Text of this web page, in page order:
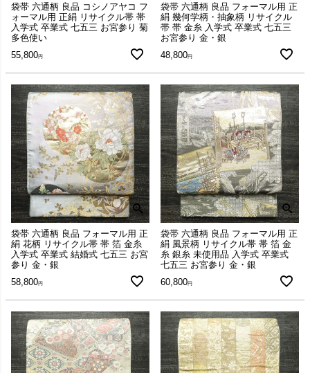
袋帯 六通柄 良品 コシノアヤコ フ
ォーマル用 正絹 リサイクル帯 帯
入学式 卒業式 七五三 お宮参り 菊
多色使い
55,800
袋帯 六通柄 良品 フォーマル用 正
絹 幾何学柄・抽象柄 リサイクル
帯 帯 金糸 入学式 卒業式 七五三
お宮参り 金・銀
48,800
袋帯 六通柄 良品 フォーマル用 正
絹 花柄 リサイクル帯 帯 箔 金糸
入学式 卒業式 結婚式 七五三 お宮
参り 金・銀
58,800
袋帯 六通柄 良品 フォーマル用 正
絹 風景柄 リサイクル帯 帯 箔 金
糸 銀糸 未使用品 入学式 卒業式
七五三 お宮参り 金・銀
60,800